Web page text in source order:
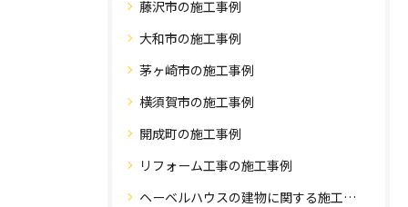
藤沢市の施工事例
大和市の施工事例
茅ヶ崎市の施工事例
横須賀市の施工事例
開成町の施工事例
リフォーム工事の施工事例
ヘーベルハウスの建物に関する施工事例